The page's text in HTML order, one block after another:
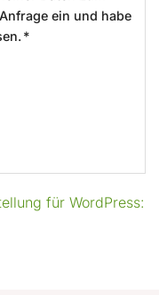
ein und habe
*
für WordPress: